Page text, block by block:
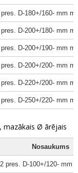
pres. D-180+/160- mm
pres. D-200+/180- mm
pres. D-200+/190- mm
pres. D-200+/200- mm
pres. D-220+/200- mm
pres. D-250+/220- mm
mazākais Ø ārējais
Nosaukums
pres. D-100+/120- mm